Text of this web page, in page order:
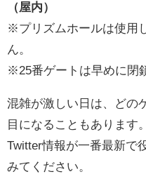
（屋内）
※プリズムホールは使用
ん。
※25番ゲートは早めに閉
混雑が激しい日は、どの
目になることもあります。
Twitter情報が一番最新で
みてください。